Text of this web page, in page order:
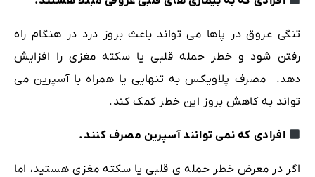
تنگی عروق در پاها می تواند باعث بروز درد در هنگام راه
رفتن شود و خطر حمله قلبی یا سکته مغزی را افزایش
دهد. مصرف پلاویکس به تنهایی یا همراه با آسپرین می
تواند به کاهش بروز این خطر کمک کند.
افرادی که نمی توانند آسپرین مصرف کنند.
اگر در معرض خطر حمله ی قلبی یا سكته مغزی هستید، اما